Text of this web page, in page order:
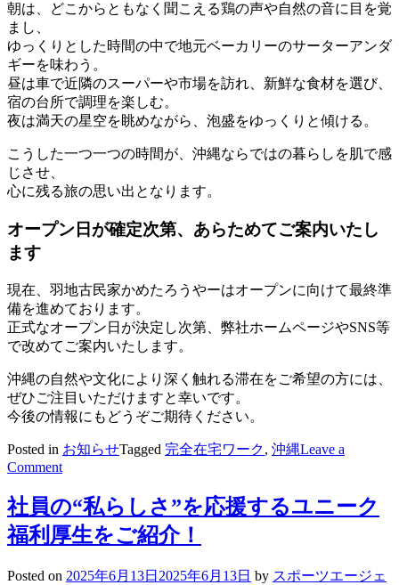
朝は、どこからともなく聞こえる鶏の声や自然の音に目を覚
まし、
ゆっくりとした時間の中で地元ベーカリーのサーターアンダ
ギーを味わう。
昼は車で近隣のスーパーや市場を訪れ、新鮮な食材を選び、
宿の台所で調理を楽しむ。
夜は満天の星空を眺めながら、泡盛をゆっくりと傾ける。
こうした一つ一つの時間が、沖縄ならではの暮らしを肌で感
じさせ、
心に残る旅の思い出となります。
オープン日が確定次第、あらためてご案内いたし
ます
現在、羽地古民家かめたろうやーはオープンに向けて最終準
備を進めております。
正式なオープン日が決定し次第、弊社ホームページやSNS等
で改めてご案内いたします。
沖縄の自然や文化により深く触れる滞在をご希望の方には、
ぜひご注目いただけますと幸いです。
今後の情報にもどうぞご期待ください。
Posted in お知らせTagged 完全在宅ワーク, 沖縄Leave a
Commenton
縄・
名
護
羽
社員の“私らしさ”を応援するユニーク
福利厚生をご紹介！
Posted on 2025年6月13日 2025年6月13日 by スポーツエージェ